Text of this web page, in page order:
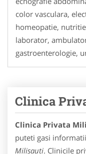
color vasculara,
homeopatie,
laborator,
gastroenterologie,
Clinica
Clinica Privata
puteti gasi
Milisauti. Clinicile